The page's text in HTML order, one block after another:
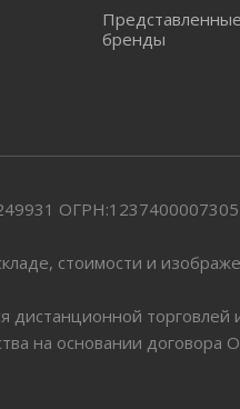
бренды
ОГРН:1237400007305
стоимости и
дистанционной
на основании